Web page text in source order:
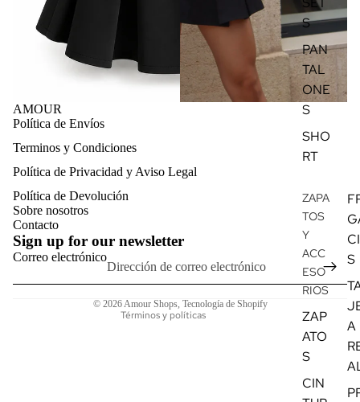
S
PAN
TAL
ONE
S
SHO
RT
ZAPA
TOS
Y
ACC
ESO
RIOS
ZAP
ATO
S
CIN
S
A
AMOUR
Política de Envíos
Terminos y Condiciones
Política de Privacidad y Aviso Legal
Política de Devolución
Sobre nosotros
Contacto
Sign up for our newsletter
Correo electrónico
© 2026 Amour Shops, Tecnología de Shopify
Términos y políticas
Política de reembolso
Política de privacidad
Términos del servicio
Información de contacto
Aviso legal
Política de cancelación